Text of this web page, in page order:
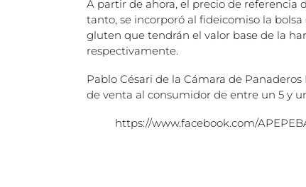
A partir de ahora, el precio de referencia
tanto, se incorporó al fideicomiso la
gluten que tendrán el valor base de la
respectivamente.
Pablo Césari de la Cámara de
de venta al consumidor de entre un 5 y
https://www.facebook.com/